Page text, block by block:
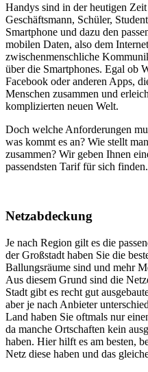
Handys sind in der heutigen
Geschäftsmann, Schüler,
Smartphone und dazu den
mobilen Daten, also dem
zwischenmenschliche
über die Smartphones. Egal ob
Facebook oder anderen Apps,
Menschen zusammen und
komplizierten neuen Welt.
Doch welche Anforderungen
was kommt es an? Wie stellt
zusammen? Wir geben Ihnen
passendsten Tarif für sich finden.
Netzabdeckung
Je nach Region gilt es die
der Großstadt haben Sie die
Ballungsräume sind und mehr
Aus diesem Grund sind die
Stadt gibt es recht gut
aber je nach Anbieter
Land haben Sie oftmals nur
da manche Ortschaften kein
haben. Hier hilft es am besten,
Netz diese haben und das